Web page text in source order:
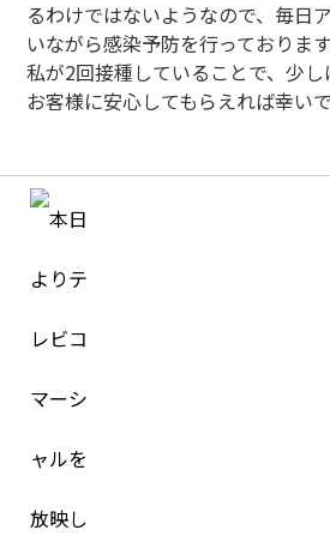
るわけではないようなので、毎日
いながら感染予防を行っております
私が2回接種していることで、少
お客様に安心してもらえれば幸いで